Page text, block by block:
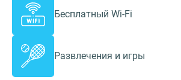
Бесплатный Wi-Fi
Развлечения и игры